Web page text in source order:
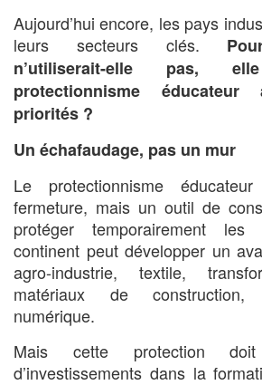
Aujourd’hui encore, les pays
leurs secteurs clés.
n’utiliserait-elle pas,
protectionnisme
priorités ?
Un échafaudage, pas un mur
Le protectionnisme
fermeture, mais un outil de
protéger temporairement
continent peut développer un
agro-industrie, textile,
matériaux de construction,
numérique.
Mais cette protection doit
d’investissements dans la